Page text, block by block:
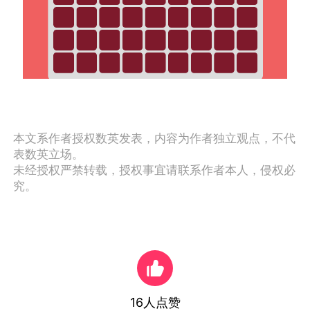
本文系作者授权数英发表，内容为作者独立观点，不代
表数英立场。
未经授权严禁转载，授权事宜请联系作者本人，侵权必
究。
16人点赞